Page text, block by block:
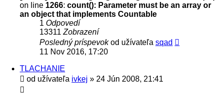
on line 1266: count(): Parameter must be an array or
an object that implements Countable
1 Odpovedí
13311 Zobrazení
Posledný príspevokod užívateľa sqad
11 Nov 2016, 17:20
TLACHANIE
od užívateľa ivkej » 24 Jún 2008, 21:41